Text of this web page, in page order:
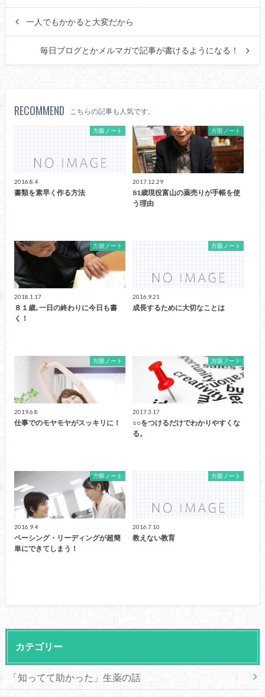
一人でもかかると大変だから
毎日ブログとかメルマガで記事が書けるようになる！
RECOMMEND こちらの記事も人気です。
方眼ノート
2016.8.4
書類を素早く作る方法
方眼ノート
2017.12.29
81歳現役富山の薬売りが手帳を使
う理由
方眼ノート
2018.1.17
８１歳､一日の終わりに今日も書
く！
方眼ノート
2016.9.21
成長するために大切なことは
方眼ノート
2019.6.8
仕事でのモヤモヤがスッキリに！
方眼ノート
2017.3.17
○○をつけるだけでわかりやすくな
る。
方眼ノート
2016.9.4
ペーシング・リーディングが超簡
単にできてしまう！
方眼ノート
2016.7.10
教えない教育
カテゴリー
「知ってて助かった」生薬の話